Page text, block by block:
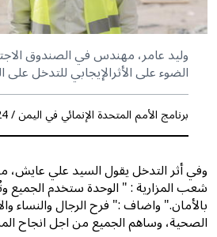
وليد عامر، مهندس في الصندوق
الضوء على الأثرالإيجابي للتدخل على
برنامج الأمم المتحدة الإنمائي في اليمن / 2024
وفي أثر التدخل يقول السيد علي عايش،
شعب المزارية : " الوحدة ستخدم الجميع
بالأمان." واضاف :" فرح الرجال والنساء
الصحية، وساهم الجميع من اجل انجاح